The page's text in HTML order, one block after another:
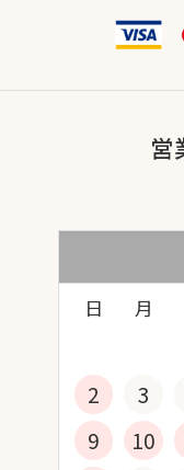
営
日 月
2
3
9
10